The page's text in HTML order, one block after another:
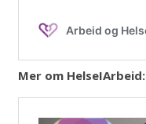
Mer om HelseIArbeid: